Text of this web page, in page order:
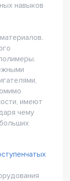
навыков
имеют
чему